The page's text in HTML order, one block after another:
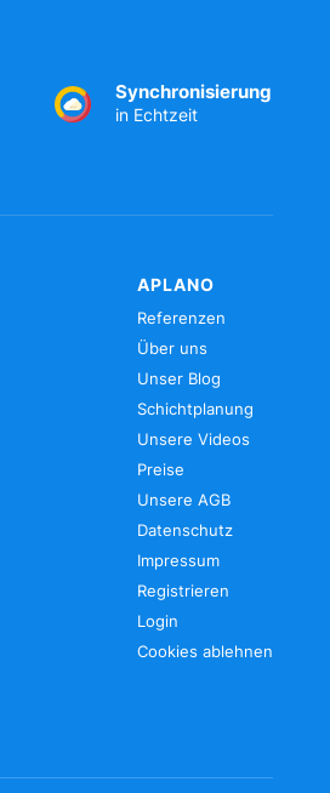
Synchronisierung
in Echtzeit
APLANO
Referenzen
Über uns
Unser Blog
Schichtplanung
Unsere Videos
Preise
Unsere AGB
Datenschutz
Impressum
Registrieren
Login
Cookies ablehnen